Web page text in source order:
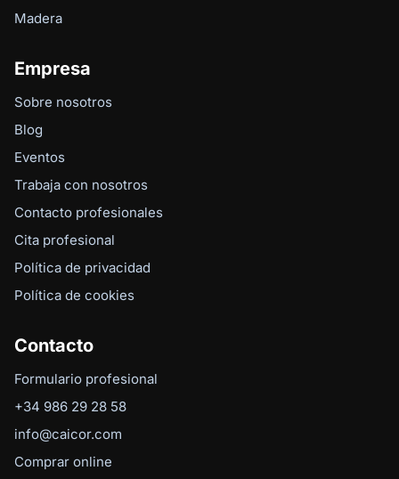
Madera
Empresa
Sobre nosotros
Blog
Eventos
Trabaja con nosotros
Contacto profesionales
Cita profesional
Política de privacidad
Política de cookies
Contacto
Formulario profesional
+34 986 29 28 58
info@caicor.com
Comprar online